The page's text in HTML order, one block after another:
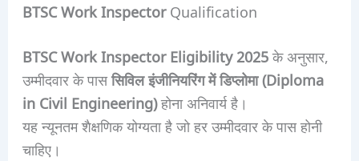
BTSC Work InspectorQualification
BTSC Work Inspector Eligibility 2025के अनुसार,
उम्मीदवार के पाससिविल इंजीनियरिंग में डिप्लोमा (Diploma
in Civil Engineering)होना अनिवार्य है।
यह न्यूनतम शैक्षणिक योग्यता है जो हर उम्मीदवार के पास होनी
चाहिए।